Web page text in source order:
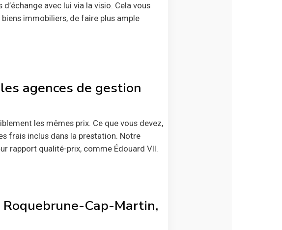
avec lui via la visio. Cela vous
immobiliers, de faire plus ample
agences de gestion
les mêmes prix. Ce que vous devez,
frais inclus dans la prestation. Notre
rapport qualité-prix, comme Édouard VII.
Cap-Martin,